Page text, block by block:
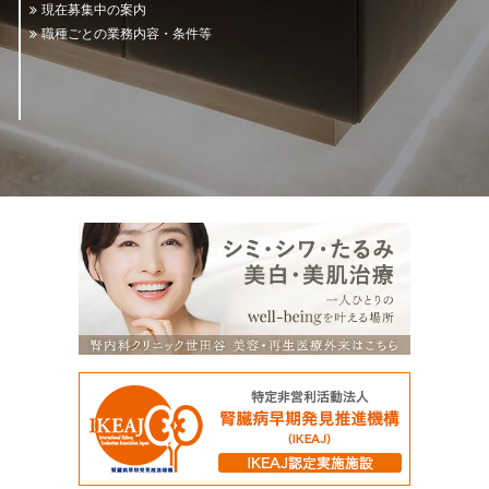
現在募集中の案内
職種ごとの業務内容・条件等